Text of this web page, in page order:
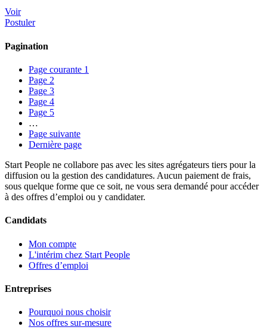
Voir
Postuler
Pagination
Page courante 1
Page 2
Page 3
Page 4
Page 5
…
Page suivante
Dernière page
Start People ne collabore pas avec les sites agrégateurs tiers pour la
diffusion ou la gestion des candidatures. Aucun paiement de frais,
sous quelque forme que ce soit, ne vous sera demandé pour accéder
à des offres d’emploi ou y candidater.
Candidats
Mon compte
L'intérim chez Start People
Offres d’emploi
Entreprises
Pourquoi nous choisir
Nos offres sur-mesure